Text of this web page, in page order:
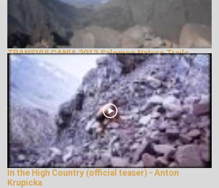
TRANSVULCANIA 2013 Salomon Nature Trails
142994 Nézetek
In the High Country (official teaser) - Anton
Krupicka